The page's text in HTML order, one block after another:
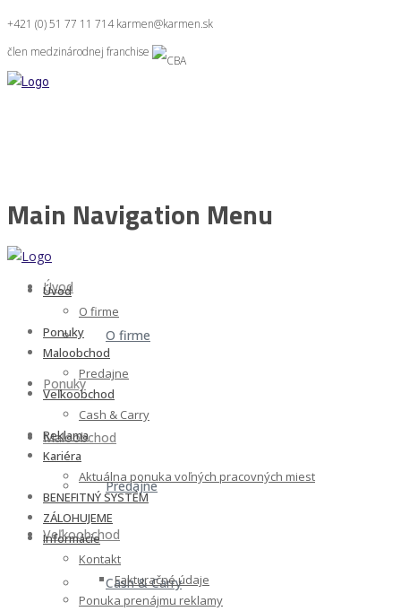
+421 (0) 51 77 11 714 karmen@karmen.sk
člen medzinárodnej franchise
Main Navigation Menu
Úvod
O firme
Ponuky
Maloobchod
Predajne
Veľkoobchod
Cash & Carry
Úvod
O firme
Ponuky
Maloobchod
Predajne
Veľkoobchod
Cash & Carry
Reklama
Kariéra
Aktuálna ponuka voľných pracovných miest
BENEFITNÝ SYSTÉM
ZÁLOHUJEME
Informácie
Kontakt
Fakturačné údaje
Ponuka prenájmu reklamy